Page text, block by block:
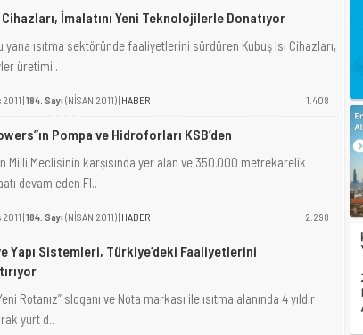
Cihazları, İmalatını Yeni Teknolojilerle Donatıyor
yana ısıtma sektöründe faaliyetlerini sürdüren Kubuş Isı Cihazları,
üretimi..
2011 |184. Sayı (NİSAN 2011) | HABER 1.408
Pompa ve Hidroforları KSB’den
Milli Meclisinin karşısında yer alan ve 350.000 metrekarelik
devam eden Fl..
2011 |184. Sayı (NİSAN 2011) | HABER 2.298
Yapı Sistemleri, Türkiye’deki Faaliyetlerini
Rotanız” sloganı ve Nota markası ile ısıtma alanında 4 yıldır
yurt d..